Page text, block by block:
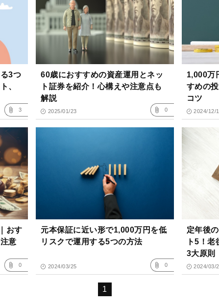
3つ
、
3
60歳におすすめの資産運用とネッ
ト証券を紹介！心構えや注意点も
解説
2025/01/23 0
1,000万
すめの
コツ
2024/12/
おす
意
0
元本保証に近い形で1,000万円を低
リスクで運用する5つの方法
2024/03/25 0
定年後
ト5！
3大原則
2024/03/
1